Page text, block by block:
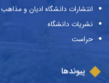
انتشارات دانشگاه ادیان و مذاهب
نشریات دانشگاه
حراست
پیوندها